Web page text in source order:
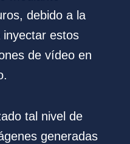
debido a la
estos
de vídeo en
tal nivel de
generadas